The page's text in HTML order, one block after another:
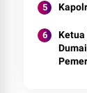
Ketua